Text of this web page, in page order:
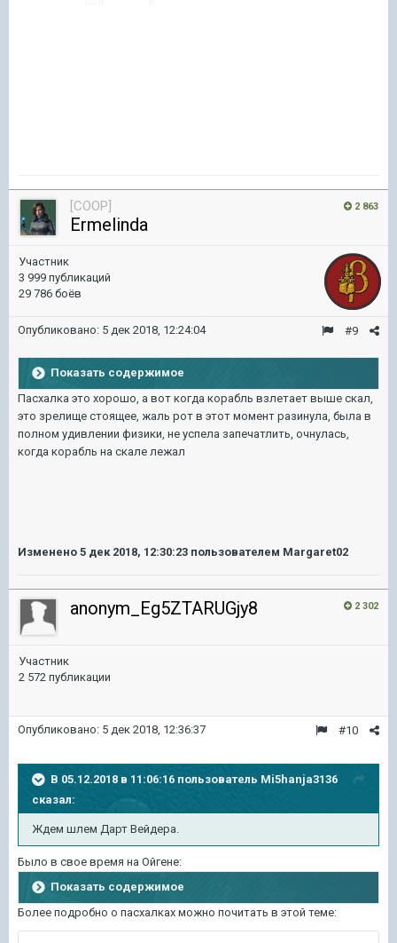
2 863
[COOP]
Ermelinda
Участник
3 999 публикаций
29 786 боёв
#9
Опубликовано: 5 дек 2018, 12:24:04
Показать содержимое
Пасхалка это хорошо, а вот когда корабль взлетает выше скал,
это зрелище стоящее, жаль рот в этот момент разинула, была в
полном удивлении физики, не успела запечатлить, очнулась,
когда корабль на скале лежал
Изменено 5 дек 2018, 12:30:23 пользователем Margaret02
2 302
anonym_Eg5ZTARUGjy8
Участник
2 572 публикации
#10
Опубликовано: 5 дек 2018, 12:36:37
В 05.12.2018 в 11:06:16 пользователь Mi5hanja3136
сказал:
Ждем шлем Дарт Вейдера.
Было в свое время на Ойгене:
Показать содержимое
Более подробно о пасхалках можно почитать в этой теме: